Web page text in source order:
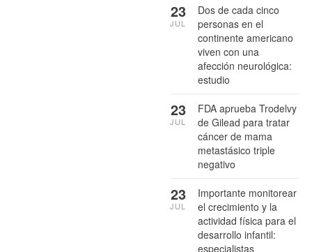
Dos de cada cinco
personas en el
continente americano
viven con una
afección neurológica:
estudio
23
JUL
FDA aprueba Trodelvy
de Gilead para tratar
cáncer de mama
metastásico triple
negativo
23
JUL
Importante monitorear
el crecimiento y la
actividad física para el
desarrollo infantil:
especialistas
23
JUL